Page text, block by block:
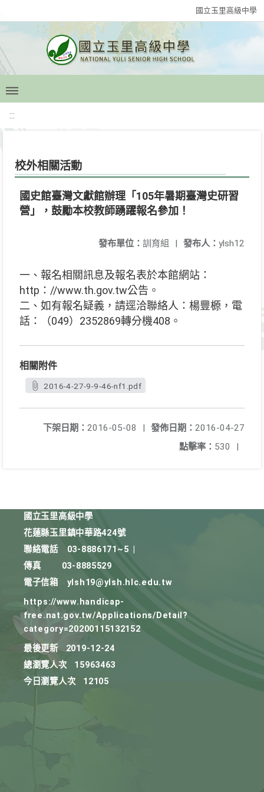
國立玉里高級中學
:::
校外相關活動
國史館臺灣文獻館辦理「105年暑期臺灣史研習
營」，鼓勵本校教師踴躍報名參加！
發布人： ylsh12
發布單位： 訓育組 |
一、報名相關訊息及報名表於本館網站：
http：//www.th.gov.tw公告。
二、如有報名疑義，請逕洽聯絡人：楊豐榞，電
話：（049）2352869轉分機408。
相關附件
2016-4-27-9-9-46-nf1.pdf
發佈日期： 2016-04-27
下架日期： 2016-05-08
|
點擊率： 530 |
國立玉里高級中學
花蓮縣玉里鎮中華路424號
聯絡電話
03-8886171~5
傳真
03-8885529
電子信箱
ylsh19@ylsh.hlc.edu.tw
https://www.handicap-
free.nat.gov.tw/Applications/Detail?
category=20200115132152
最後更新
2019-12-24
總瀏覽人次
15963463
今日瀏覽人次
12105